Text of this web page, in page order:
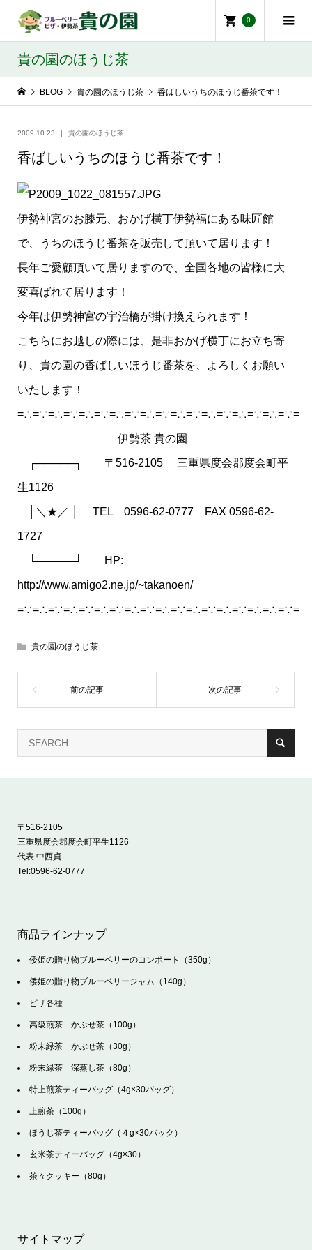
0
貴の園のほうじ茶
BLOG 貴の園のほうじ茶 香ばしいうちのほうじ番茶です！
2009.10.23 貴の園のほうじ茶
香ばしいうちのほうじ番茶です！
伊勢神宮のお膝元、おかげ横丁伊勢福にある味匠館
で、うちのほうじ番茶を販売して頂いて居ります！
長年ご愛顧頂いて居りますので、全国各地の皆様に大
変喜ばれて居ります！
今年は伊勢神宮の宇治橋が掛け換えられます！
こちらにお越しの際には、是非おかげ横丁にお立ち寄
り、貴の園の香ばしいほうじ番茶を、よろしくお願い
いたします！
=∴=∵=∴=∵=∴=∵=∴=∵=∴=∵=∴=∵=∴=∵=∴=∵=∴=∵=
伊勢茶 貴の園
┌─────┐ 〒516-2105 三重県度会郡度会町平
生1126
│＼★／ │ TEL 0596-62-0777 FAX 0596-62-
1727
└─────┘ HP:
http://www.amigo2.ne.jp/~takanoen/
=∵=∴=∵=∴=∵=∴=∵=∴=∵=∴=∵=∴=∵=∴=∵=∴=∴=∵=
貴の園のほうじ茶
〒516-2105
三重県度会郡度会町平生1126
代表 中西貞
Tel:0596-62-0777
商品ラインナップ
倭姫の贈り物ブルーベリーのコンポート（350g）
倭姫の贈り物ブルーベリージャム（140g）
ピザ各種
高級煎茶 かぶせ茶（100g）
粉末緑茶 かぶせ茶（30g）
粉末緑茶 深蒸し茶（80g）
特上煎茶ティーバッグ（4g×30バッグ）
上煎茶（100g）
ほうじ茶ティーバッグ（４g×30バック）
玄米茶ティーバッグ（4g×30）
茶々クッキー（80g）
サイトマップ